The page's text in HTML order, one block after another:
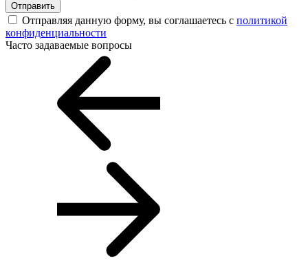
Отправить
Отправляя данную форму, вы соглашаетесь с политикой
конфиденциальности
Часто задаваемые вопросы